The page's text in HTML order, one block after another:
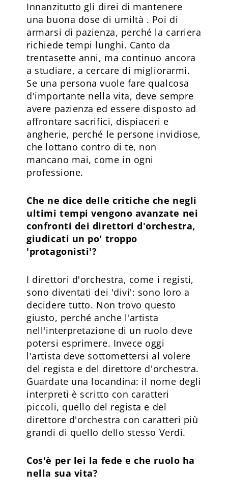
Innanzitutto gli direi di mantenere
una buona dose di umiltà . Poi di
armarsi di pazienza, perché la carriera
richiede tempi lunghi. Canto da
trentasette anni, ma continuo ancora
a studiare, a cercare di migliorarmi.
Se una persona vuole fare qualcosa
d'importante nella vita, deve sempre
avere pazienza ed essere disposto ad
affrontare sacrifici, dispiaceri e
angherie, perché le persone invidiose,
che lottano contro di te, non
mancano mai, come in ogni
professione.
Che ne dice delle critiche che negli
ultimi tempi vengono avanzate nei
confronti dei direttori d'orchestra,
giudicati un po' troppo
'protagonisti'?
I direttori d'orchestra, come i registi,
sono diventati dei 'divi': sono loro a
decidere tutto. Non trovo questo
giusto, perché anche l'artista
nell'interpretazione di un ruolo deve
potersi esprimere. Invece oggi
l'artista deve sottomettersi al volere
del regista e del direttore d'orchestra.
Guardate una locandina: il nome degli
interpreti è scritto con caratteri
piccoli, quello del regista e del
direttore d'orchestra con caratteri più
grandi di quello dello stesso Verdi.
Cos'è per lei la fede e che ruolo ha
nella sua vita?